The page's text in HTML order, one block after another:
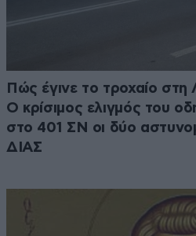
Πώς έγινε το τροχαίο
Ο κρίσιμος ελιγμός του
στο 401 ΣΝ οι δύο
ΔΙΑΣ